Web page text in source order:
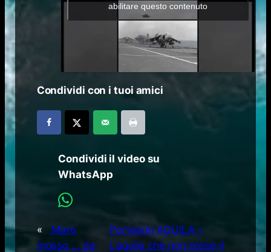
abilitare questo contenuto
Condividi con i tuoi amici
Condividi il video su
WhatsApp
«
Mare
mosso … da
Portaerei AQUILA –
L’aquila che non prese il